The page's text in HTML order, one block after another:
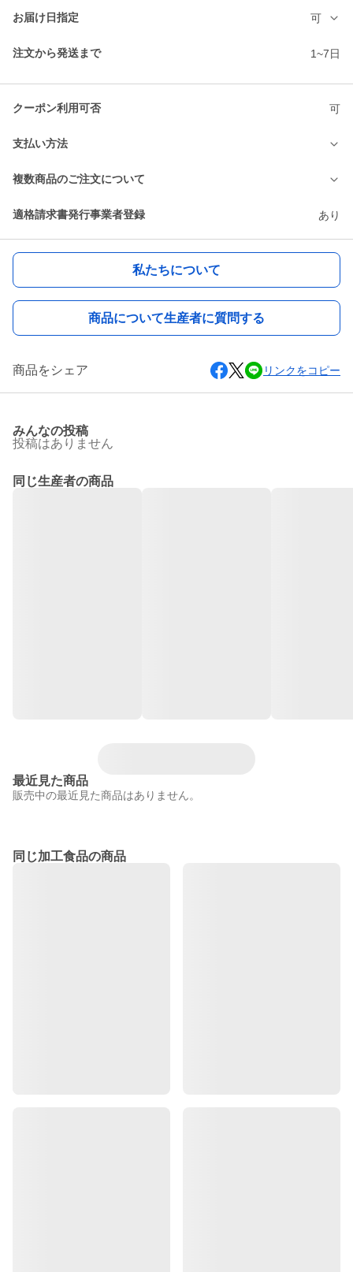
お届け日指定 可
注文から発送まで 1~7日
クーポン利用可否 可
支払い方法
複数商品のご注文について
適格請求書発行事業者登録 あり
私たちについて
商品について生産者に質問する
商品をシェア リンクをコピー
みんなの投稿
投稿はありません
同じ生産者の商品
最近見た商品
販売中の最近見た商品はありません。
同じ加工食品の商品